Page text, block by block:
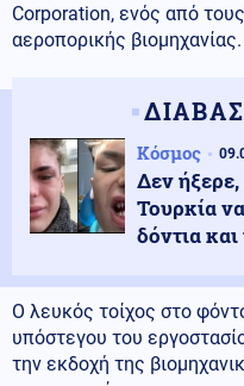
Corporation, ενός από
αεροπορικής βιομηχανίας.
Κόσμος
Δεν
Τουρκία
δόντια
Ο λευκός τοίχος στο
υπόστεγου του
την εκδοχή της